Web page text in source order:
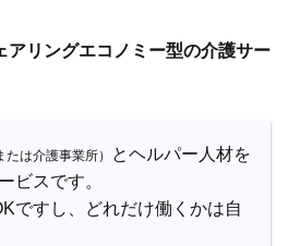
アリングエコノミー型の介護サー
たは介護事業所）
とヘルパー人材を
ビスです。
ですし、どれだけ働くかは自